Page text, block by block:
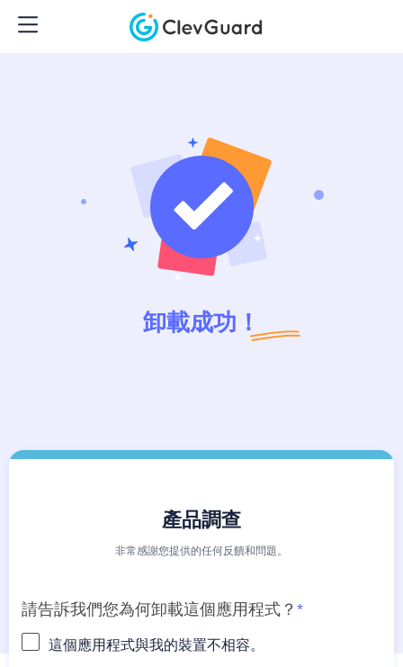
卸載成功！
產品調查
非常感謝您提供的任何反饋和問題。
請告訴我們您為何卸載這個應用程式？*
這個應用程式與我的裝置不相容。